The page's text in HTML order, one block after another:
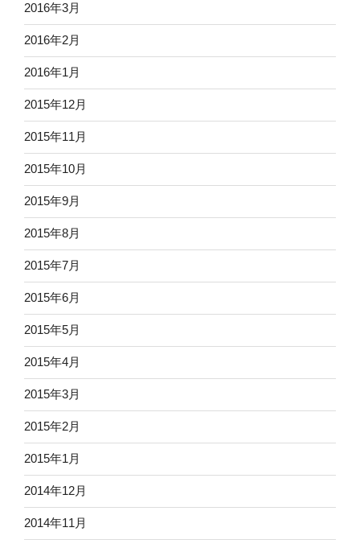
2016年3月
2016年2月
2016年1月
2015年12月
2015年11月
2015年10月
2015年9月
2015年8月
2015年7月
2015年6月
2015年5月
2015年4月
2015年3月
2015年2月
2015年1月
2014年12月
2014年11月